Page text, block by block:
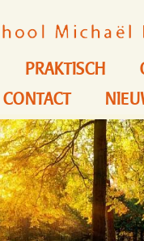
PRAKTISCH
CONTACT